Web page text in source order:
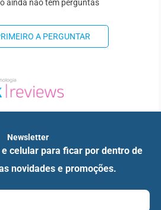
ainda não tem perguntas
A PERGUNTAR
Newsletter
celular para ficar por dentro de
novidades e promoções.